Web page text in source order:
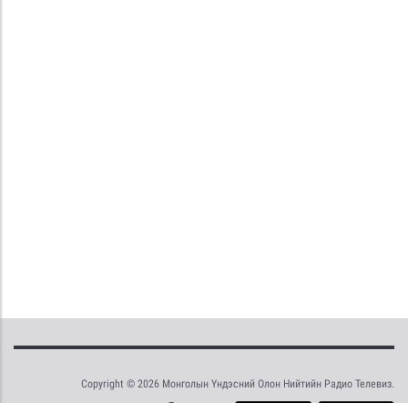
Copyright © 2026 Монголын Үндэсний Олон Нийтийн Радио Телевиз.